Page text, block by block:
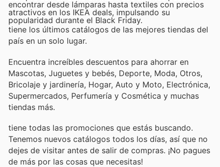
encontrar desde lámparas hasta textiles con precios
atractivos en los IKEA deals, impulsando su
popularidad durante el Black Friday.
tiene los últimos catálogos de las mejores tiendas del
país en un solo lugar.
Encuentra increíbles descuentos para ahorrar en
Mascotas, Juguetes y bebés, Deporte, Moda, Otros,
Bricolaje y jardinería, Hogar, Auto y Moto, Electrónica,
Supermercados, Perfumería y Cosmética y muchas
tiendas más.
tiene todas las promociones que estás buscando.
Tenemos nuevos catálogos todos los días, así que no
dejes de visitar antes de salir de compras. ¡No pagues
de más por las cosas que necesitas!